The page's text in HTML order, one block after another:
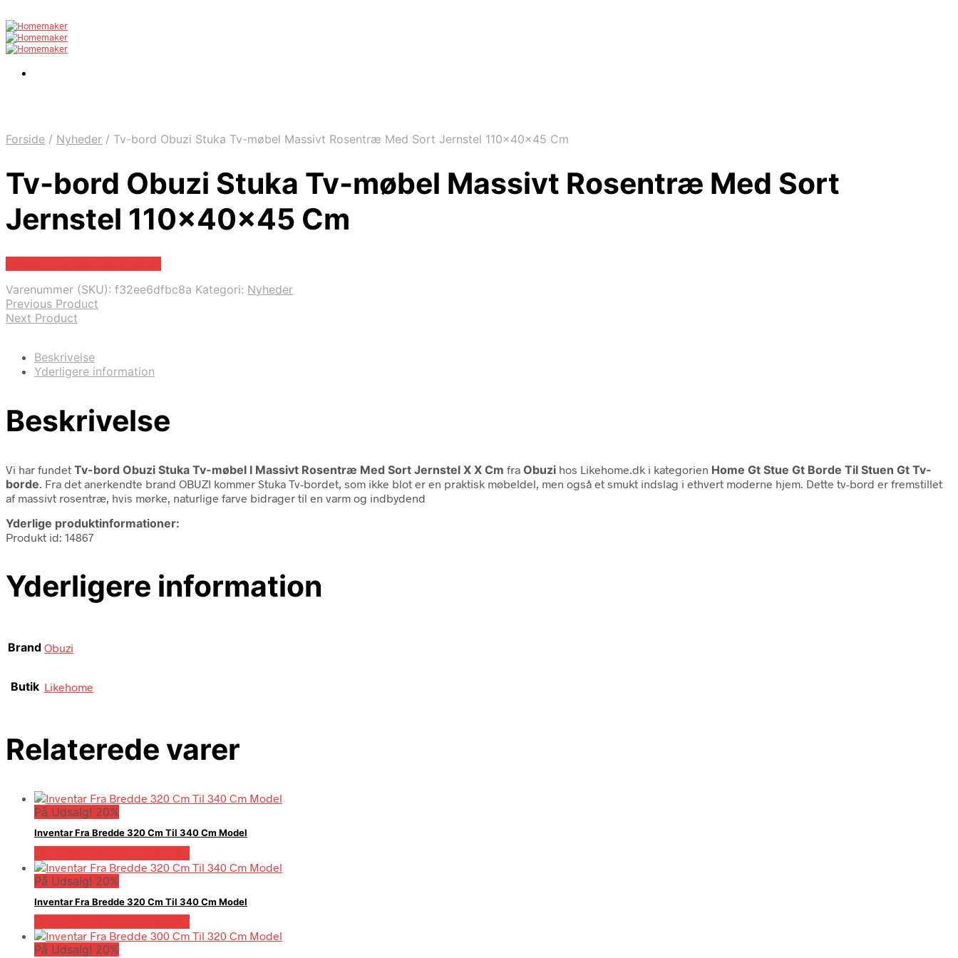
Forside / Nyheder / Tv-bord Obuzi Stuka Tv-møbel Massivt Rosentræ Med Sort Jernstel 110x40x45 Cm
Tv-bord Obuzi Stuka Tv-møbel Massivt Rosentræ Med Sort
Jernstel 110x40x45 Cm
Varenummer (SKU): f32ee6dfbc8a Kategori: Nyheder
Previous Product
Next Product
Beskrivelse
Yderligere information
Beskrivelse
Vi har fundet Tv-bord Obuzi Stuka Tv-møbel I Massivt Rosentræ Med Sort Jernstel X X Cm fra Obuzi hos Likehome.dk i kategorien Home Gt Stue Gt Borde Til Stuen Gt Tv-
borde . Fra det anerkendte brand OBUZI kommer Stuka Tv-bordet, som ikke blot er en praktisk møbeldel, men også et smukt indslag i ethvert moderne hjem. Dette tv-bord er fremstillet
af massivt rosentræ, hvis mørke, naturlige farve bidrager til en varm og indbydend
Yderlige produktinformationer:
Produkt id: 14867
Yderligere information
Brand Obuzi
Butik Likehome
Relaterede varer
På Udsalg! 20%
Inventar Fra Bredde 320 Cm Til 340 Cm Model
På Udsalg! 20%
Inventar Fra Bredde 320 Cm Til 340 Cm Model
På Udsalg! 20%